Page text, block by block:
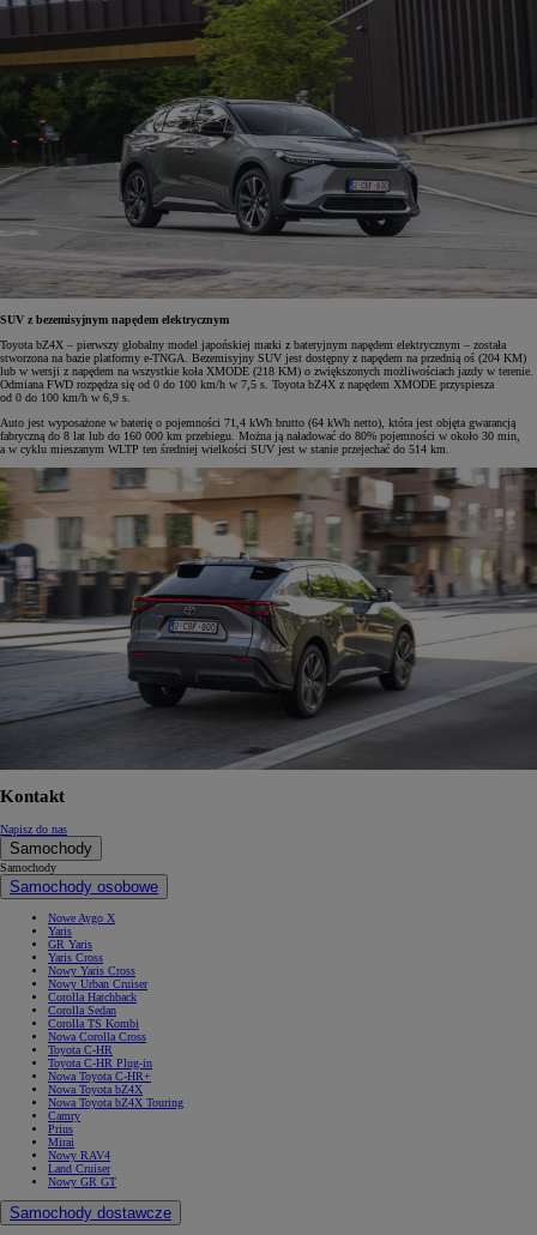
SUV z bezemisyjnym napędem elektrycznym
Toyota bZ4X – pierwszy globalny model japońskiej marki z bateryjnym napędem elektrycznym – została
stworzona na bazie platformy e-TNGA. Bezemisyjny SUV jest dostępny z napędem na przednią oś (204 KM)
lub w wersji z napędem na wszystkie koła XMODE (218 KM) o zwiększonych możliwościach jazdy w terenie.
Odmiana FWD rozpędza się od 0 do 100 km/h w 7,5 s. Toyota bZ4X z napędem XMODE przyspiesza
od 0 do 100 km/h w 6,9 s.
Auto jest wyposażone w baterię o pojemności 71,4 kWh brutto (64 kWh netto), która jest objęta gwarancją
fabryczną do 8 lat lub do 160 000 km przebiegu. Można ją naładować do 80% pojemności w około 30 min,
a w cyklu mieszanym WLTP ten średniej wielkości SUV jest w stanie przejechać do 514 km.
Kontakt
Napisz do nas
Samochody
Samochody
Samochody osobowe
Nowe Aygo X
Yaris
GR Yaris
Yaris Cross
Nowy Yaris Cross
Nowy Urban Cruiser
Corolla Hatchback
Corolla Sedan
Corolla TS Kombi
Nowa Corolla Cross
Toyota C-HR
Toyota C-HR Plug-in
Nowa Toyota C-HR+
Nowa Toyota bZ4X
Nowa Toyota bZ4X Touring
Camry
Prius
Mirai
Nowy RAV4
Land Cruiser
Nowy GR GT
Samochody dostawcze